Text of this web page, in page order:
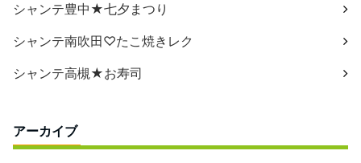
シャンテ豊中★七夕まつり
シャンテ南吹田♡たこ焼きレク
シャンテ高槻★お寿司
アーカイブ